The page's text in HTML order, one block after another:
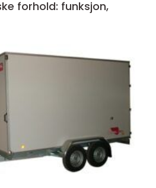
forhold: funksjon,